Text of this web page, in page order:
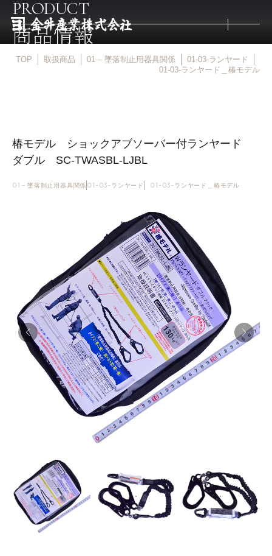
トップ
取扱メーカー
金井産業の強み
お知らせ
採用情報
お問い合わせはこちら
PRODUCT
商品情報
TOP 取扱商品 01 – 墜落制止用器具関係
01-03-ランヤード
01-03-ランヤード＿椿モデル
椿モデル ショックアブソーバー付ランヤード
ダブル SC-TWASBL-LJBL
01 – 墜落制止用器具関係 01-03-ランヤード 01-03-ランヤード＿椿モデル